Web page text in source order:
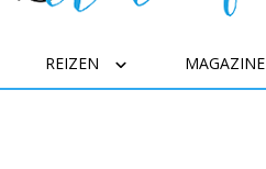
REIZEN MAGAZINE